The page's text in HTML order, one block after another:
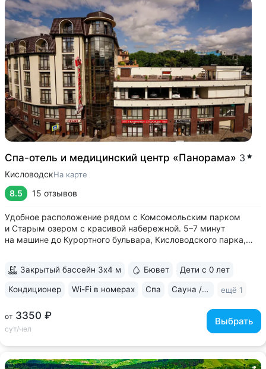
Спа-отель и медицинский центр «Панорама» 3
КисловодскНа карте
8.5 15 отзывов
Удобное расположение рядом с Комсомольским парком
и Старым озером с красивой набережной. 5–7 минут
на машине до Курортного бульвара, Кисловодского парка,
выбором диагностики и процедур. Медцентр...
от 3350 ₽
сут/чел
Выбрать
Закрытый бассейн 3х4 м Бювет Дети с 0 лет
Кондиционер Wi-Fi в номерах Спа Сауна / хаммам ещё 1